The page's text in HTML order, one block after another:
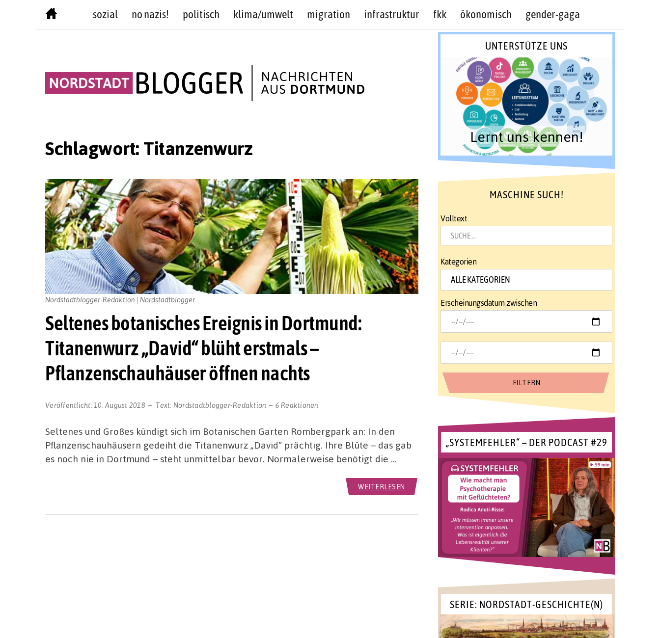
sozial no nazis! politisch klima/umwelt migration infrastruktur fkk ökonomisch gender-gaga
Schlagwort: Titanzenwurz
Seltenes botanisches Ereignis in Dortmund:
Titanenwurz „David“ blüht erstmals –
Pflanzenschauhäuser öffnen nachts
Veröffentlicht: 10. August 2018 Text: Nordstadtblogger-Redaktion 6 Reaktionen
Nordstadtblogger-Redaktion | Nordstadtblogger
Seltenes und Großes kündigt sich im Botanischen Garten Rombergpark an: In den
Pflanzenschauhäusern gedeiht die Titanenwurz „David“ prächtig. Ihre Blüte – das gab
es noch nie in Dortmund – steht unmittelbar bevor. Normalerweise benötigt die …
WEITERLESEN
UNTERSTÜTZE UNS
Lernt uns kennen!
MASCHINE SUCH!
Volltext
Kategorien
Erscheinungsdatum zwischen
„SYSTEMFEHLER“ – DER PODCAST #29
SERIE: NORDSTADT-GESCHICHTE(N)